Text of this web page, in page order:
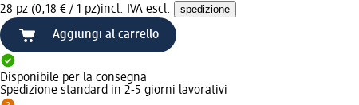
28 pz (0,18 € / 1 pz)incl. IVA escl. spedizione
Aggiungi al carrello
Disponibile per la consegna
Spedizione standard in 2-5 giorni lavorativi